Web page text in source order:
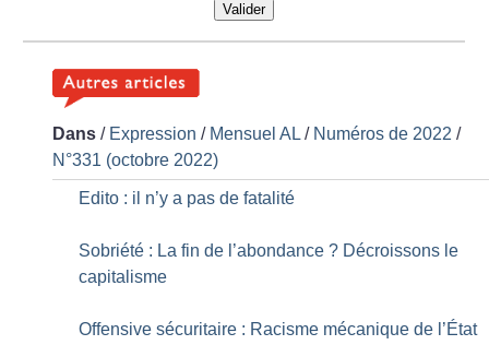
Valider
Dans / Expression / Mensuel AL / Numéros de 2022 /
N°331 (octobre 2022)
Edito : il n’y a pas de fatalité
Sobriété : La fin de l’abondance ? Décroissons le
capitalisme
Offensive sécuritaire : Racisme mécanique de l’État